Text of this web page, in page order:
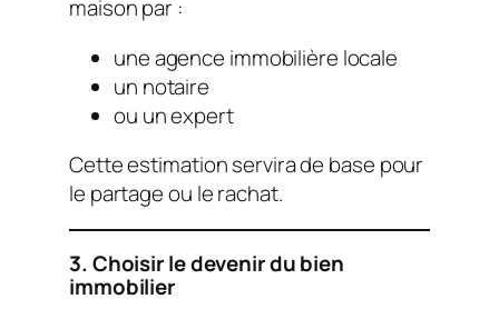
maison par :
une agence immobilière locale
un notaire
ou un expert
Cette estimation servira de base pour
le partage ou le rachat.
3. Choisir le devenir du bien
immobilier